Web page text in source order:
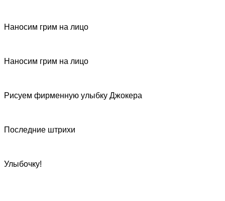
Наносим грим на лицо
Наносим грим на лицо
Рисуем фирменную улыбку Джокера
Последние штрихи
Улыбочку!